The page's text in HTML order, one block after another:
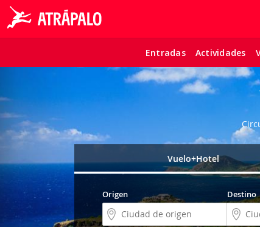
Entradas Actividades
Vuelo+Hotel
Origen Destino